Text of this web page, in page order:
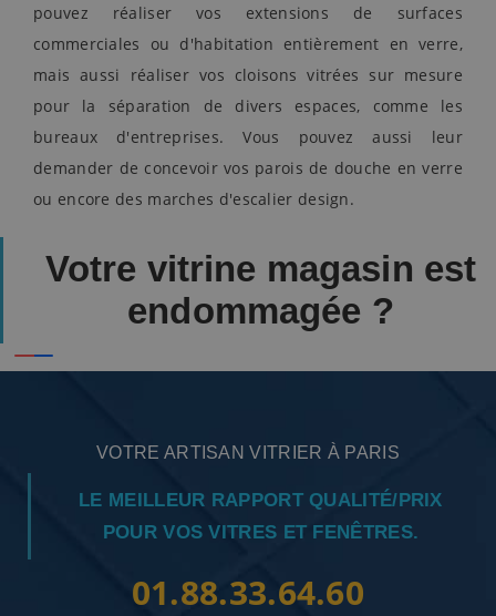
pouvez réaliser vos extensions de surfaces
commerciales ou d'habitation entièrement en verre,
mais aussi réaliser vos cloisons vitrées sur mesure
pour la séparation de divers espaces, comme les
bureaux d'entreprises. Vous pouvez aussi leur
demander de concevoir vos parois de douche en verre
ou encore des marches d'escalier design.
Votre vitrine magasin est
endommagée ?
VOTRE ARTISAN VITRIER À PARIS
LE MEILLEUR RAPPORT QUALITÉ/PRIX
POUR VOS VITRES ET FENÊTRES.
01.88.33.64.60